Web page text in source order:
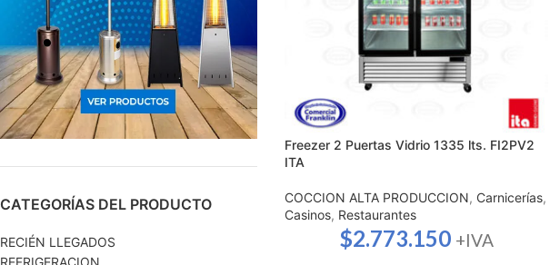
CATEGORÍAS DEL PRODUCTO
RECIÉN LLEGADOS
Freezer 2 Puertas Vidrio 1335 lts. FI2PV2
ITA
COCCION ALTA PRODUCCION, Carnicerías,
Casinos, Restaurantes
$2.773.150 +IVA